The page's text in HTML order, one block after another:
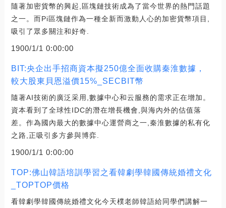
隨著加密貨幣的興起,區塊鏈技術成為了當今世界的熱門話題
之一。而Pi區塊鏈作為一種全新而激動人心的加密貨幣項目,
吸引了眾多關注和好奇.
1900/1/1 0:00:00
BIT:央企出手招商資本擬250億全面收購秦淮數據，
較大股東貝恩溢價15%_SECBIT幣
隨著AI技術的廣泛采用,數據中心和云服務的需求正在增加。
資本看到了全球性IDC的潛在增長機會,與海內外的估值落
差。作為國內最大的數據中心運營商之一,秦淮數據的私有化
之路,正吸引多方參與博弈.
1900/1/1 0:00:00
TOP:佛山韓語培訓學習之看韓劇學韓國傳統婚禮文化
_TOPTOP價格
看韓劇學韓國傳統婚禮文化今天樸老師韓語給同學們講解一